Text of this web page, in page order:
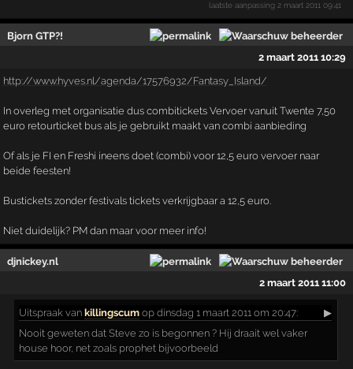
laatste aanpassing 2 maart 2011 09:41
Bjorn GTP?!
2 maart 2011 10:29
http://www.hyves.nl/agenda/17576932/Fantasy_Island/
In overleg met organisatie dus combitickets Vervoer vanuit Twente 7,50
euro retourticket bus als je gebruikt maakt van combi aanbieding
Of als je FI en Freshi ineens doet (combi) voor 12,5 euro vervoer naar
beide feesten!
Bustickets zonder festivals tickets verkrijgbaar a 12,5 euro.
Niet duidelijk? PM dan maar voor meer info!
djnickey.nl
2 maart 2011 11:00
Uitspraak vankillingscum op dinsdag 1 maart 2011 om 20:47:
▶
Nooit geweten dat Steve zo is begonnen ? Hij draait wel vaker
house hoor, net zoals prophet bijvoorbeeld